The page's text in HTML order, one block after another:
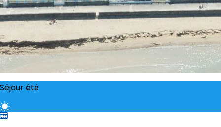
Séjour été